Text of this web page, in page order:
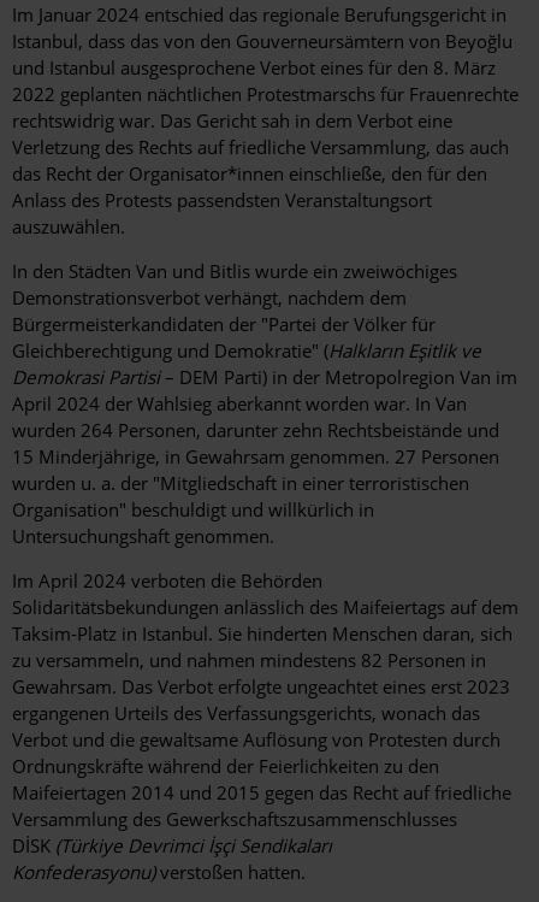
Im Januar 2024 entschied das regionale Berufungsgericht in
Istanbul, dass das von den Gouverneursämtern von Beyoğlu
und Istanbul ausgesprochene Verbot eines für den 8. März
2022 geplanten nächtlichen Protestmarschs für Frauenrechte
rechtswidrig war. Das Gericht sah in dem Verbot eine
Verletzung des Rechts auf friedliche Versammlung, das auch
das Recht der Organisator*innen einschließe, den für den
Anlass des Protests passendsten Veranstaltungsort
auszuwählen.
In den Städten Van und Bitlis wurde ein zweiwöchiges
Demonstrationsverbot verhängt, nachdem dem
Bürgermeisterkandidaten der "Partei der Völker für
Gleichberechtigung und Demokratie" (Halkların Eşitlik ve
Demokrasi Partisi– DEM Parti) in der Metropolregion Van im
April 2024 der Wahlsieg aberkannt worden war. In Van
wurden 264 Personen, darunter zehn Rechtsbeistände und
15 Minderjährige, in Gewahrsam genommen. 27 Personen
wurden u. a. der "Mitgliedschaft in einer terroristischen
Organisation" beschuldigt und willkürlich in
Untersuchungshaft genommen.
Im April 2024 verboten die Behörden
Solidaritätsbekundungen anlässlich des Maifeiertags auf dem
Taksim-Platz in Istanbul. Sie hinderten Menschen daran, sich
zu versammeln, und nahmen mindestens 82 Personen in
Gewahrsam. Das Verbot erfolgte ungeachtet eines erst 2023
ergangenen Urteils des Verfassungsgerichts, wonach das
Verbot und die gewaltsame Auflösung von Protesten durch
Ordnungskräfte während der Feierlichkeiten zu den
Maifeiertagen 2014 und 2015 gegen das Recht auf friedliche
Versammlung des Gewerkschaftszusammenschlusses
DİSK (Türkiye Devrimci İşçi Sendikaları
Konfederasyonu)verstoßen hatten.